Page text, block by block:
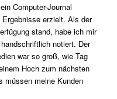
Computer-Journal
erzielt. Als der
stand, habe ich mir
notiert. Der
war so groß, wie Tag
Hoch zum nächsten
müssen meine Kunden